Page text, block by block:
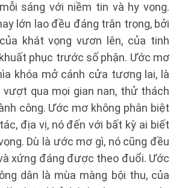
sáng với niềm tin và hy vọng.
lớn lao đều đáng trân trọng, bởi
khát vọng vươn lên, của tinh
phục trước số phận. Ước mơ
khóa mở cánh cửa tương lai, là
qua mọi gian nan, thử thách
công. Ước mơ không phân biệt
địa vị, nó đến với bất kỳ ai biết
Dù là ước mơ gì, nó cũng đều
xứng đáng được theo đuổi. Ước
dân là mùa màng bội thu, của